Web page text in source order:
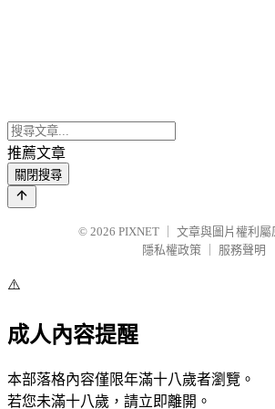
推薦文章
關閉搜尋
© 2026 PIXNET
文章與圖片權利屬
隱私權政策
服務聲明
⚠️
成人內容提醒
本部落格內容僅限年滿十八歲者瀏覽。
若您未滿十八歲，請立即離開。